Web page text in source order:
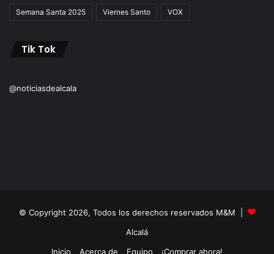
Semana Santa 2025 Viernes Santo VOX
Tik Tok
@noticiasdealcala
© Copyright 2026, Todos los derechos reservados M&M |
Alcalá
Inicio
Acerca de Equipo ¡Comprar ahora!